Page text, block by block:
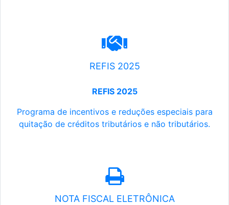
REFIS 2025
REFIS 2025
Programa de incentivos e reduções especiais para
quitação de créditos tributários e não tributários.
NOTA FISCAL ELETRÔNICA